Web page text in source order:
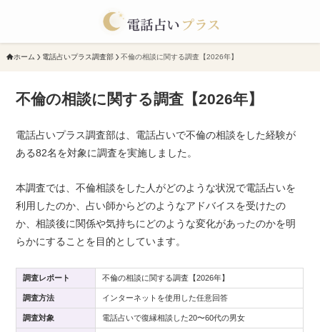
ホーム 電話占いプラス調査部 不倫の相談に関する調査【2026年】
不倫の相談に関する調査【2026年】
電話占いプラス調査部は、電話占いで不倫の相談をした経験が
ある82名を対象に調査を実施しました。
本調査では、不倫相談をした人がどのような状況で電話占いを
利用したのか、占い師からどのようなアドバイスを受けたの
か、相談後に関係や気持ちにどのような変化があったのかを明
らかにすることを目的としています。
調査レポート 不倫の相談に関する調査【2026年】
調査方法 インターネットを使用した任意回答
調査対象 電話占いで復縁相談した20〜60代の男女